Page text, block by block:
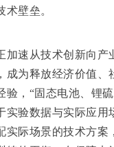
壁垒。
加速从技术创新向产
成为释放经济价值、
，“固态电池、锂
验数据与实际应用
实际场景的技术方